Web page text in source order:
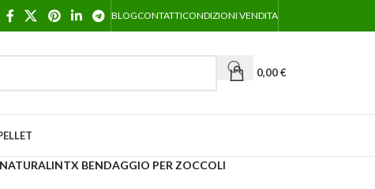
BLOGCONTATTICONDIZIONI VENDITA
0,00€
BENDAGGIO PER ZOCCOLI